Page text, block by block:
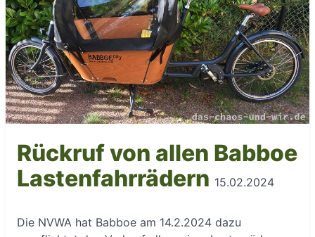
Rückruf von allen Babboe
Lastenfahrrädern 15.02.2024
Die NVWA hat Babboe am 14.2.2024 dazu